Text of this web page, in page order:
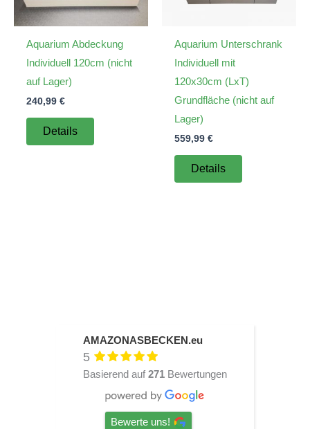
Aquarium Abdeckung
Individuell 120cm (nicht
auf Lager)
240,99 €
Details
Aquarium Unterschrank
Individuell mit
120x30cm (LxT)
Grundfläche (nicht auf
Lager)
559,99 €
Details
AMAZONASBECKEN.eu
5
Basierend auf 271 Bewertungen
Bewerte uns!